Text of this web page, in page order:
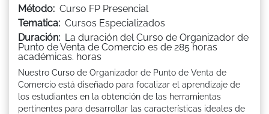
Método: Curso FP Presencial
Tematica: Cursos Especializados
Duración: La duración del Curso de Organizador de
Punto de Venta de Comercio es de 285 horas
académicas. horas
Nuestro Curso de Organizador de Punto de Venta de
Comercio está diseñado para focalizar el aprendizaje de
los estudiantes en la obtención de las herramientas
pertinentes para desarrollar las características ideales de